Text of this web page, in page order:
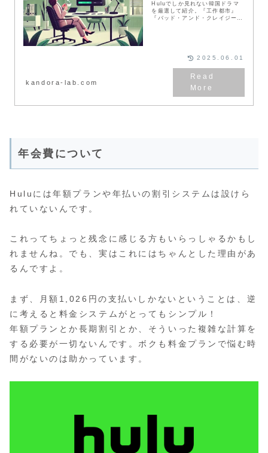
Huluでしか見れない韓国ドラマ
を厳選して紹介。『工作都市』
『バッド・アンド・クレイジー』
kandora-lab.com
2025.06.01
年会費について
Huluには年額プランや年払いの割引システムは設けら
れていないんです。
これってちょっと残念に感じる方もいらっしゃるかもし
れませんね。でも、実はこれにはちゃんとした理由があ
るんですよ。
まず、月額1,026円の支払いしかないということは、逆
に考えると料金システムがとってもシンプル！
年額プランとか長期割引とか、そういった複雑な計算を
する必要が一切ないんです。ボクも料金プランで悩む時
間がないのは助かっています。